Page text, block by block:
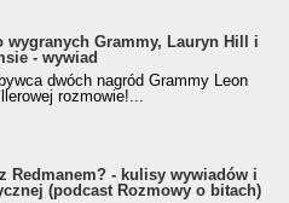
wygranych Grammy, Lauryn Hill i
- wywiad
dwóch nagród Grammy Leon
rozmowie!...
Redmanem? - kulisy wywiadów i
(podcast Rozmowy o bitach)